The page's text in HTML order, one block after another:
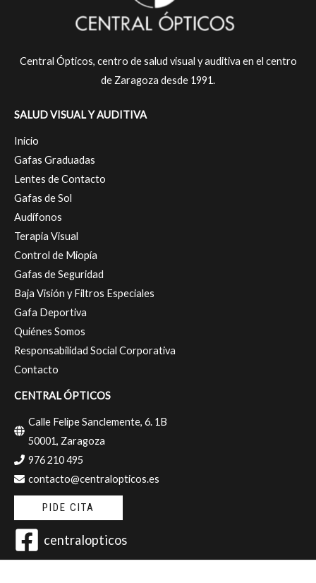
Central Ópticos, centro de salud visual y auditiva en el centro
de Zaragoza desde 1991.
SALUD VISUAL Y AUDITIVA
Inicio
Gafas Graduadas
Lentes de Contacto
Gafas de Sol
Audífonos
Terapia Visual
Control de Miopía
Gafas de Seguridad
Baja Visión y Filtros Especiales
Gafa Deportiva
Quiénes Somos
Responsabilidad Social Corporativa
Contacto
CENTRAL ÓPTICOS
Calle Felipe Sanclemente, 6. 1B
50001, Zaragoza
976 210 495
contacto@centralopticos.es
PIDE CITA
centralopticos